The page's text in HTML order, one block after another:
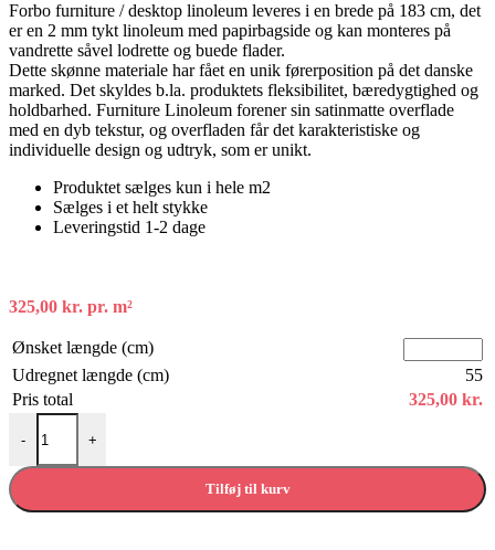
Forbo furniture / desktop linoleum leveres i en brede på 183 cm, det
er en 2 mm tykt linoleum med papirbagside og kan monteres på
vandrette såvel lodrette og buede flader.
Dette skønne materiale har fået en unik førerposition på det danske
marked. Det skyldes b.la. produktets fleksibilitet, bæredygtighed og
holdbarhed. Furniture Linoleum forener sin satinmatte overflade
med en dyb tekstur, og overfladen får det karakteristiske og
individuelle design og udtryk, som er unikt.
Produktet sælges kun i hele m2
Sælges i et helt stykke
Leveringstid 1-2 dage
325,00 kr. pr. m²
Ønsket længde (cm)
Udregnet længde (cm)
55
Pris total
325,00 kr.
-
Forbo desktop linoleum - 4179 Smokey blue antal
+
Tilføj til kurv